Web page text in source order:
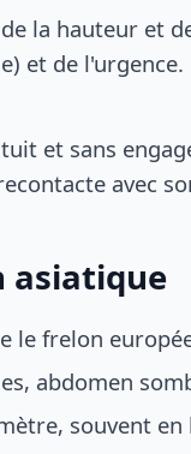
la hauteur et
et de
et sans
avec
asiatique
le frelon
abdomen
souvent